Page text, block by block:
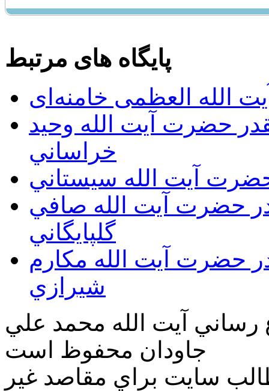
پایگاه های مرتبط
الله العظمی خامنه‌ای
حضرت آيت الله وحيد
خراساني
حضرت آيت الله سيستاني
حضرت آيت الله صافي
گلپايگاني
حضرت آيت الله مكارم
شيرازي
رساني آیت الله محمد علي
جاودان محفوظ است
سايت براي مقاصد غير